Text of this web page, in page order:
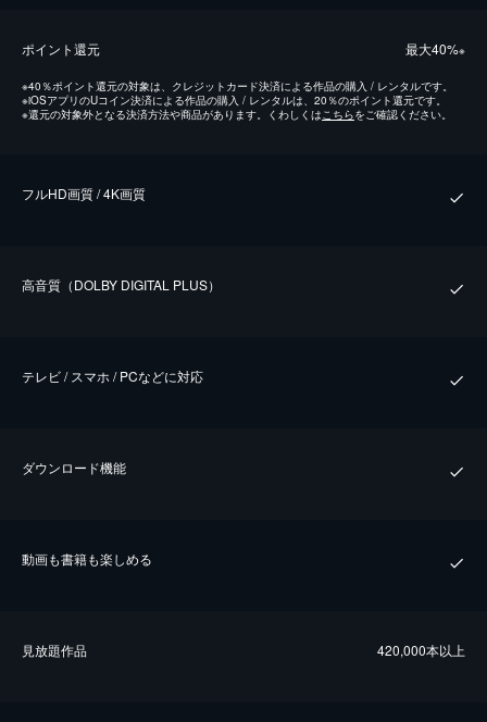
ポイント還元 最⼤40%※
※40％ポイント還元の対象は、クレジットカード決済による作品の購入 / レンタルです。
※iOSアプリのUコイン決済による作品の購入 / レンタルは、20％のポイント還元です。
※還元の対象外となる決済方法や商品があります。くわしくはこちらをご確認ください。
フルHD画質 / 4K画質
⾼⾳質（DOLBY DIGITAL PLUS）
テレビ / スマホ / PCなどに対応
ダウンロード機能
動画も書籍も楽しめる
⾒放題作品 420,000本以上